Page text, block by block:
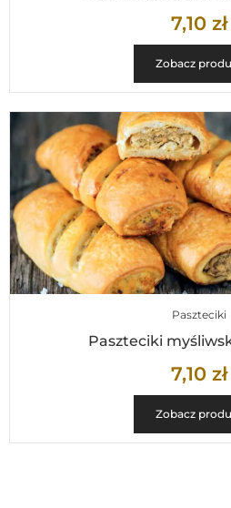
7,10 zł
Zobacz
Paszteciki
Paszteciki
7,10 zł
Zobacz